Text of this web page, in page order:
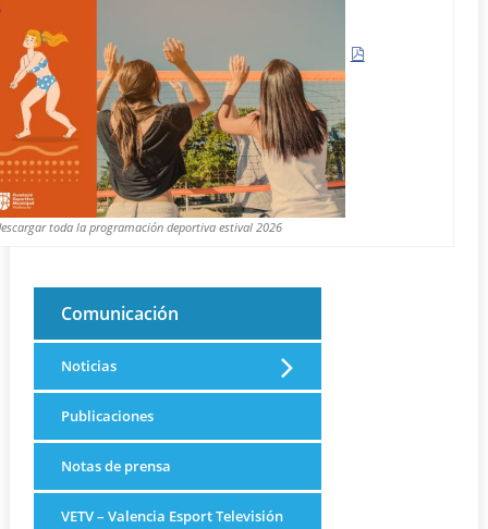
toda la programación deportiva estival 2026
Comunicación
Noticias
Publicaciones
Notas de prensa
VETV – Valencia Esport Televisión